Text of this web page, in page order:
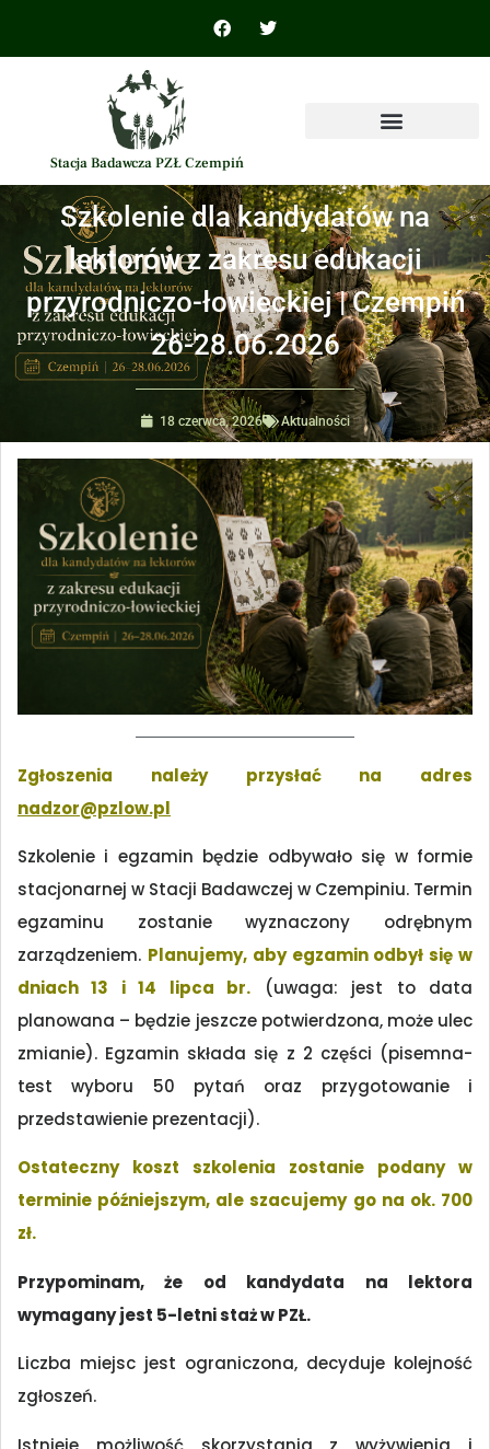
Stacja Badawcza PZŁ Czempiń
Szkolenie dla kandydatów na
lektorów z zakresu edukacji
przyrodniczo-łowieckiej | Czempiń
26-28.06.2026
18 czerwca, 2026 Aktualności
Zgłoszenia należy przysłać na adres
nadzor@pzlow.pl
Szkolenie i egzamin będzie odbywało się w formie
stacjonarnej w Stacji Badawczej w Czempiniu. Termin
egzaminu zostanie wyznaczony odrębnym
zarządzeniem. Planujemy, aby egzamin odbył się w
dniach 13 i 14 lipca br. (uwaga: jest to data
planowana – będzie jeszcze potwierdzona, może ulec
zmianie). Egzamin składa się z 2 części (pisemna-
test wyboru 50 pytań oraz przygotowanie i
przedstawienie prezentacji).
Ostateczny koszt szkolenia zostanie podany w
terminie późniejszym, ale szacujemy go na ok. 700
zł.
Przypominam, że od kandydata na lektora
wymagany jest 5-letni staż w PZŁ.
Liczba miejsc jest ograniczona, decyduje kolejność
zgłoszeń.